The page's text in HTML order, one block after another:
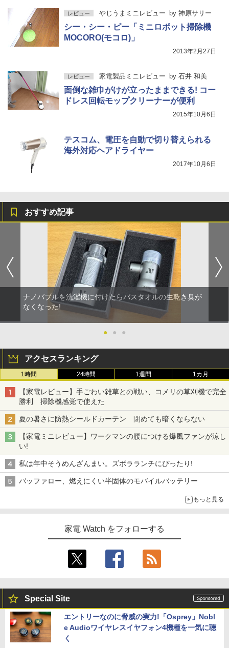
レビュー やじうまミニレビュー by 神原サリー
シー・シー・ピー「ミニロボット掃除機
MOCORO(モコロ)」
2013年2月27日
レビュー 家電製品ミニレビュー by 石井 和美
面倒な雑巾がけが立ったままできる! コー
ドレス回転モップクリーナーが便利
2015年10月6日
テスコム、電圧を自動で切り替えられる
海外対応ヘアドライヤー
2017年10月6日
おすすめ記事
ナノバブルを洗濯機に付けたらバスタオルの生乾き臭が
なくなった!
● ● ●
アクセスランキング
1時間 24時間 1週間 1カ月
【家電レビュー】手ごわい雑草との戦い、コメリの草刈機で完全
勝利 掃除機感覚で使えた
夏の暑さに防熱シールドカーテン 閉めても暗くならない
【家電ミニレビュー】ワークマンの腰につける爆風ファンが涼し
い!
私は年中そうめんざんまい。ズボラランチにぴったり!
バッファロー、燃えにくい半固体のモバイルバッテリー
もっと見る
家電 Watch をフォローする
Special Site
エントリーなのに脅威の実力!「Osprey」Nobl
e Audioワイヤレスイヤフォン4機種を一気に聴
く